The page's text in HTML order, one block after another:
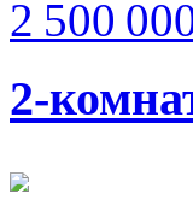
2 500
2-